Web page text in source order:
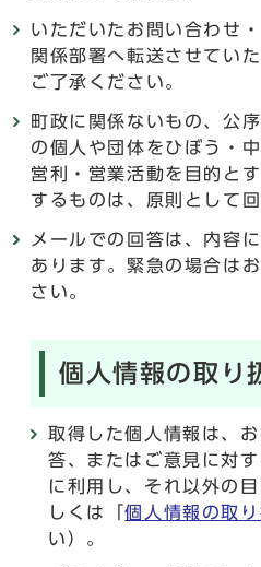
いただいたお問い合わせ
関係部署へ転送させてい
ご了承ください。
町政に関係ないもの、公
の個人や団体をひぼう・
営利・営業活動を目的と
するものは、原則として回
メールでの回答は、内容
あります。緊急の場合は
さい。
個人情報の取り
取得した個人情報は、
答、またはご意見に対
に利用し、それ以外の
しくは「個人情報の取り
い）。